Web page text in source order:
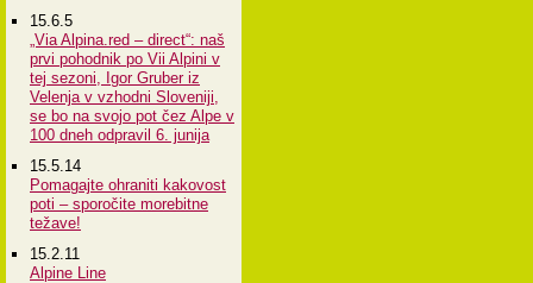
15.6.5
„Via Alpina.red – direct“: naš
prvi pohodnik po Vii Alpini v
tej sezoni, Igor Gruber iz
Velenja v vzhodni Sloveniji,
se bo na svojo pot čez Alpe v
100 dneh odpravil 6. junija
15.5.14
Pomagajte ohraniti kakovost
poti – sporočite morebitne
težave!
15.2.11
Alpine Line